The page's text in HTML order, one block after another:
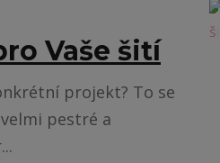
Vaše šití
projekt? To se
pestré a